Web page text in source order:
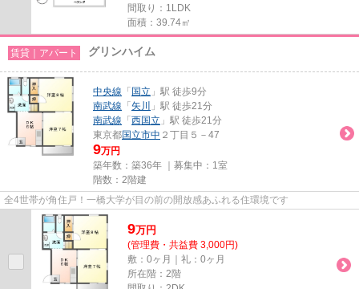
間取り：1LDK
面積：39.74㎡
賃貸｜アパート グリンハイム
中央線 「 国立 」駅 徒歩9分
南武線 「 矢川
」駅 徒歩21分
南武線 「 西国立 」駅 徒歩21分
東京都国立市中 ２丁目５－47
9万円
築年数：築36年 ｜募集中： 1室
階数：2階建
全4世帯が角住戸！一橋大学が目の前の開放感あふれる住環境です
9万円
(管理費・共益費 3,000円)
敷：0ヶ月｜礼：0ヶ月
所在階：2階